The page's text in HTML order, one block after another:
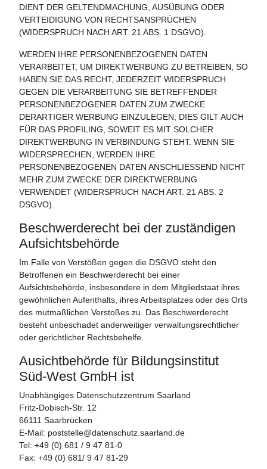
DIENT DER GELTENDMACHUNG, AUSÜBUNG ODER
VERTEIDIGUNG VON RECHTSANSPRÜCHEN
(WIDERSPRUCH NACH ART. 21 ABS. 1 DSGVO).
WERDEN IHRE PERSONENBEZOGENEN DATEN
VERARBEITET, UM DIREKTWERBUNG ZU BETREIBEN, SO
HABEN SIE DAS RECHT, JEDERZEIT WIDERSPRUCH
GEGEN DIE VERARBEITUNG SIE BETREFFENDER
PERSONENBEZOGENER DATEN ZUM ZWECKE
DERARTIGER WERBUNG EINZULEGEN; DIES GILT AUCH
FÜR DAS PROFILING, SOWEIT ES MIT SOLCHER
DIREKTWERBUNG IN VERBINDUNG STEHT. WENN SIE
WIDERSPRECHEN, WERDEN IHRE
PERSONENBEZOGENEN DATEN ANSCHLIESSEND NICHT
MEHR ZUM ZWECKE DER DIREKTWERBUNG
VERWENDET (WIDERSPRUCH NACH ART. 21 ABS. 2
DSGVO).
Beschwerde­recht bei der zuständigen
Aufsichts­behörde
Im Falle von Verstößen gegen die DSGVO steht den
Betroffenen ein Beschwerderecht bei einer
Aufsichtsbehörde, insbesondere in dem Mitgliedstaat ihres
gewöhnlichen Aufenthalts, ihres Arbeitsplatzes oder des Orts
des mutmaßlichen Verstoßes zu. Das Beschwerderecht
besteht unbeschadet anderweitiger verwaltungsrechtlicher
oder gerichtlicher Rechtsbehelfe.
Ausichtbehörde für Bildungsinstitut
Süd-West GmbH ist
Unabhängiges Datenschutzzentrum Saarland
Fritz-Dobisch-Str. 12
66111 Saarbrücken
E-Mail: poststelle@datenschutz.saarland.de
Tel: +49 (0) 681 / 9 47 81-0
Fax: +49 (0) 681/ 9 47 81-29